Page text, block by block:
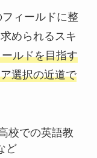
ィールドに整
められるスキ
ルドを目指す
選択の近道で
校での英語教
ど